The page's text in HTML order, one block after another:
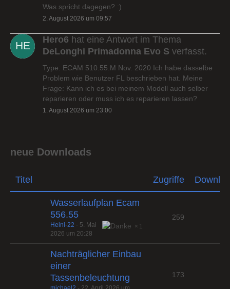
Was spricht dagegen? :)
2. August 2026 um 09:57
Hero6 hat eine Antwort im Thema
DeLonghi Primadonna Evo S verfasst.
Type: ECAM 510.55.M Nov. 2020 Ich habe dasselbe
Problem wie Benutzer FL beschrieben hat. Meine
Frage: Kann ich es bei meinem Modell auch selber
reparieren oder muss ich es reparieren lassen?
1. August 2026 um 23:00
neue Downloads
Titel Zugriffe
Wasserlaufplan Ecam
556.55
1
Heini-22 - 5. Mai
2026 um 20:28
259
Nachträglicher Einbau
einer
Tassenbeleuchtung
173